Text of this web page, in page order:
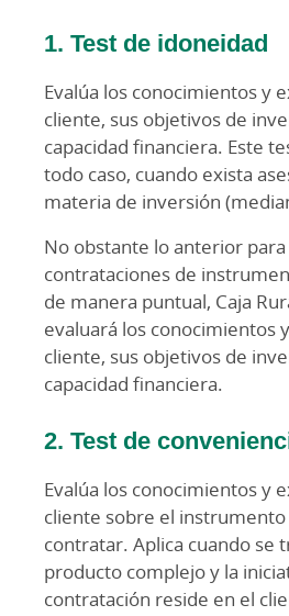
1. Test de idoneidad
Evalúa los conocimientos y
cliente, sus objetivos de
capacidad financiera. Este
todo caso, cuando exista
materia de inversión
No obstante lo anterior
contrataciones de
de manera puntual, Caja
evaluará los conocimientos
cliente, sus objetivos de
capacidad financiera.
2. Test de
Evalúa los conocimientos y
cliente sobre el instrumento
contratar. Aplica cuando se
producto complejo y la
contratación reside en el